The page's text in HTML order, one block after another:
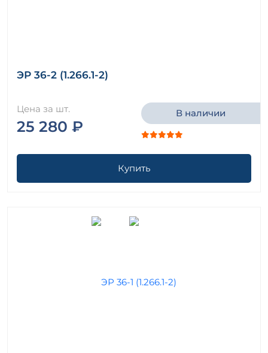
ЭР 36-2 (1.266.1-2)
Цена за шт.
25 280 ₽
В наличии
Купить